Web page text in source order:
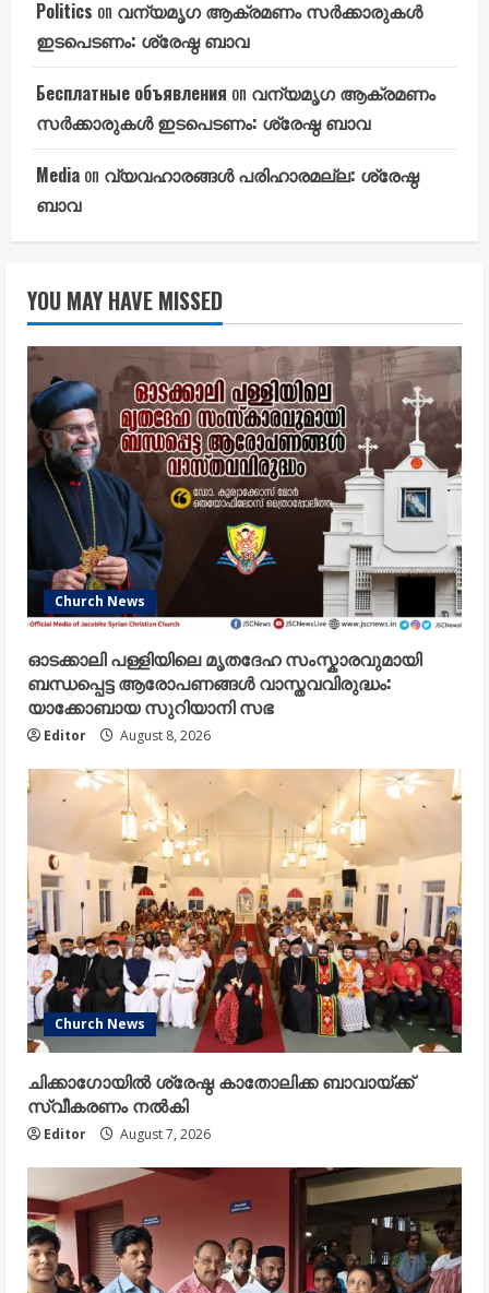
Politics on വന്യമൃഗ ആക്രമണം സർക്കാരുകൾ
ഇടപെടണം: ശ്രേഷ്ഠ ബാവ
Бесплатные объявления on വന്യമൃഗ ആക്രമണം
സർക്കാരുകൾ ഇടപെടണം: ശ്രേഷ്ഠ ബാവ
Media on വ്യവഹാരങ്ങൾ പരിഹാരമല്ല: ശ്രേഷ്ഠ
ബാവ
YOU MAY HAVE MISSED
Church News
ഓടക്കാലി പള്ളിയിലെ മൃതദേഹ സംസ്കാരവുമായി
ബന്ധപ്പെട്ട ആരോപണങ്ങൾ വാസ്തവവിരുദ്ധം:
യാക്കോബായ സുറിയാനി സഭ
Editor August 8, 2026
Church News
ചിക്കാഗോയിൽ ശ്രേഷ്ഠ കാതോലിക്ക ബാവായ്ക്ക്
സ്വീകരണം നൽകി
Editor August 7, 2026